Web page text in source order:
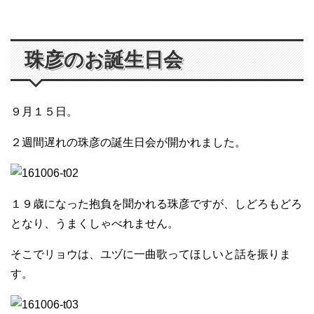
珠彦のお誕生日会
９月１５日。
２週間遅れの珠彦の誕生日会が開かれました。
１９歳になった抱負を聞かれる珠彦ですが、しどろもどろ
となり、うまくしゃべれません。
そこでリョウは、ユヅに一曲歌ってほしいと話を振りま
す。